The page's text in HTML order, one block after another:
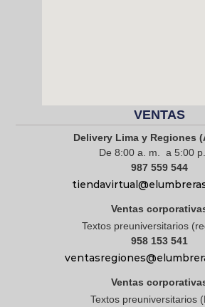
VENTAS
Delivery Lima y Regiones
De 8:00 a. m. a 5:00 p.
987 559 544
Ventas
Textos preuniversitarios
958 153 541
Ventas
Textos preuniversitarios